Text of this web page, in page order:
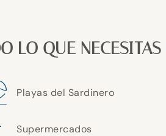
LO QUE NECESITAS
Playas del Sardinero
Supermercados